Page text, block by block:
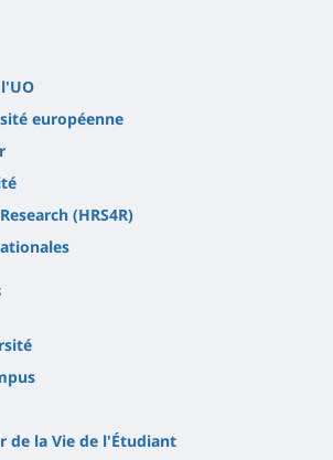
européenne
(HRS4R)
de la Vie de l'Étudiant